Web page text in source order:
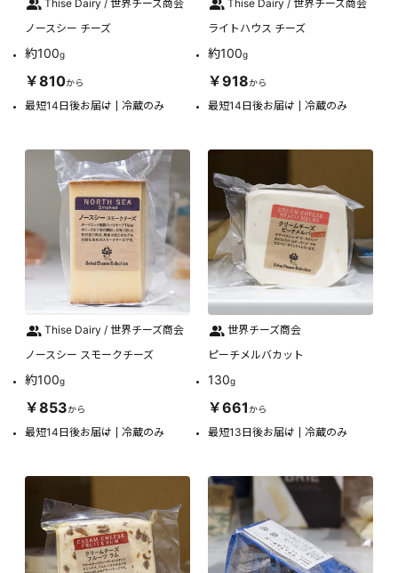
Thise Dairy / 世界チーズ商会
ノースシー チーズ
約100g
￥810から
最短14日後お届け 冷蔵のみ
Thise Dairy / 世界チーズ商会
ライトハウス チーズ
約100g
￥918から
最短14日後お届け 冷蔵のみ
Thise Dairy / 世界チーズ商会
ノースシー スモークチーズ
約100g
￥853から
最短14日後お届け 冷蔵のみ
世界チーズ商会
ピーチメルバカット
130g
￥661から
最短13日後お届け 冷蔵のみ